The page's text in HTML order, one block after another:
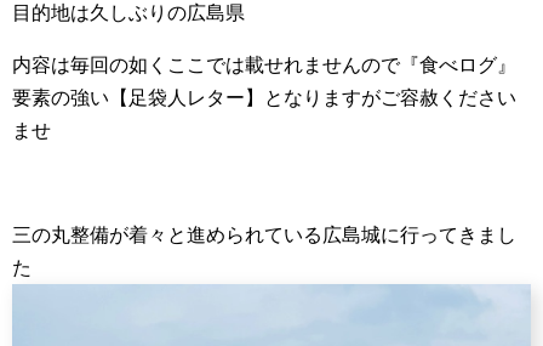
目的地は久しぶりの広島県
内容は毎回の如くここでは載せれませんので『食べログ』
要素の強い【足袋人レター】となりますがご容赦ください
ませ
三の丸整備が着々と進められている広島城に行ってきまし
た